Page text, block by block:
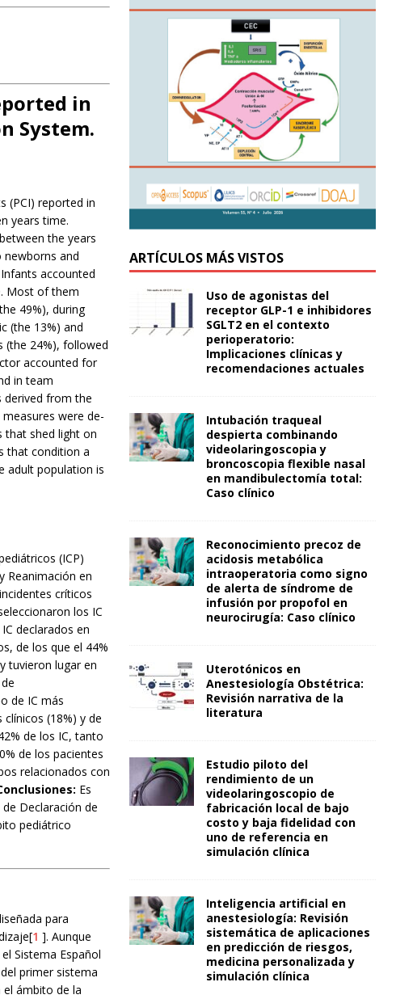
in
System.
(PCI) reported in
years time.
the years
newborns and
accounted
Most of them
49%), during
(the 13%) and
(the 24%), followed
accounted for
in team
derived from the
were de-
that shed light on
that condition a
adult population is
(ICP)
Reanimación en
críticos
los IC
declarados en
de los que el 44%
tuvieron lugar en
de IC más
(18%) y de
de los IC, tanto
de los pacientes
relacionados con
Es
Declaración de
pediátrico
para
1 ]. Aunque
Sistema Español
primer sistema
el ámbito de la
ARTÍCULOS MÁS VISTOS
Uso de agonistas del
receptor GLP-1 e inhibidores
SGLT2 en el contexto
perioperatorio:
Implicaciones clínicas y
recomendaciones actuales
Intubación traqueal
despierta combinando
videolaringoscopia y
broncoscopia flexible nasal
en mandibulectomía total:
Caso clínico
Reconocimiento precoz de
acidosis metabólica
intraoperatoria como signo
de alerta de síndrome de
infusión por propofol en
neurocirugía: Caso clínico
Uterotónicos en
Anestesiología Obstétrica:
Revisión narrativa de la
literatura
Estudio piloto del
rendimiento de un
videolaringoscopio de
fabricación local de bajo
costo y baja fidelidad con
uno de referencia en
simulación clínica
Inteligencia artificial en
anestesiología: Revisión
sistemática de aplicaciones
en predicción de riesgos,
medicina personalizada y
simulación clínica